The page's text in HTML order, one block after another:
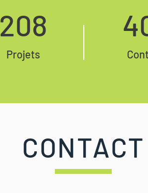
208
Projets
CONTACT